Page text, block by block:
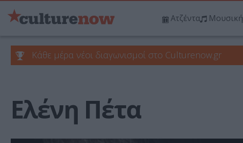
Ατζέντα Μουσική
Κάθε μέρα νέοι διαγωνισμοί στο Culturenow.gr
Ελένη Πέτα